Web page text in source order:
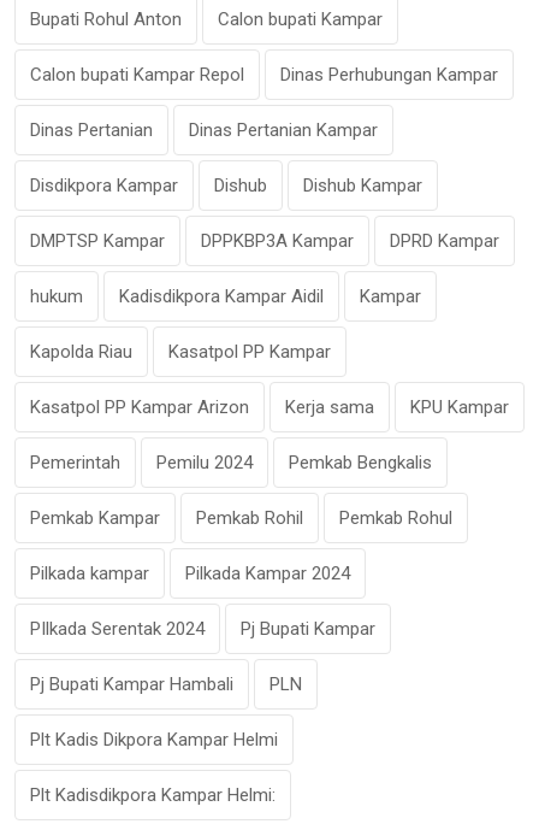
Bupati Rohul Anton Calon bupati Kampar
Calon bupati Kampar Repol Dinas Perhubungan Kampar
Dinas Pertanian Dinas Pertanian Kampar
Disdikpora Kampar Dishub Dishub Kampar
DMPTSP Kampar DPPKBP3A Kampar DPRD Kampar
hukum Kadisdikpora Kampar Aidil Kampar
Kapolda Riau Kasatpol PP Kampar
Kasatpol PP Kampar Arizon Kerja sama KPU Kampar
Pemerintah Pemilu 2024 Pemkab Bengkalis
Pemkab Kampar Pemkab Rohil Pemkab Rohul
Pilkada kampar Pilkada Kampar 2024
PIlkada Serentak 2024 Pj Bupati Kampar
Pj Bupati Kampar Hambali PLN
Plt Kadis Dikpora Kampar Helmi
Plt Kadisdikpora Kampar Helmi: